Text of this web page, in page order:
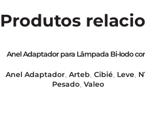
Produtos
Anel Adaptador para Lâmpada Bi-Iodo
Anel Adaptador ,Arteb ,Cibié Leve
Pesado, Valeo